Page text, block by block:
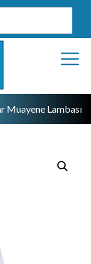
Muayene Lambası